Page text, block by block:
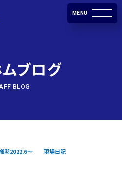
MENU
ブログ
BLOG
邸2022.6～ 現場日記